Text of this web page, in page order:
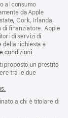
al consumo
da Apple
Cork, Irlanda,
di finanziatore. Apple
di servizi di
della richiesta e
condizioni.
proposto un prestito
tra le due
a chi è titolare di